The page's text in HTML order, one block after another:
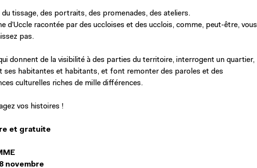
du tissage, des portraits, des promenades, des ateliers.
d’Uccle racontée par des uccloises et des ucclois, comme, peut-être, vous
pas.
donnent de la visibilité à des parties du territoire, interrogent un quartier,
ses habitantes et habitants, et font remonter des paroles et des
culturelles riches de mille différences.
vos histoires !
et gratuite
novembre